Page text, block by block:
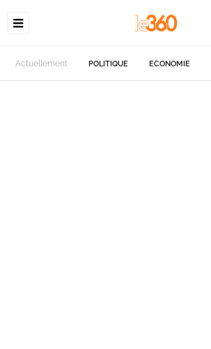
Actuellement POLITIQUE ECONOMIE